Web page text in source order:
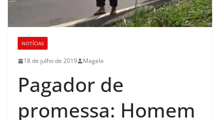
NOTÍCIAS
18 de julho de 2019 Magela
Pagador de
promessa: Homem